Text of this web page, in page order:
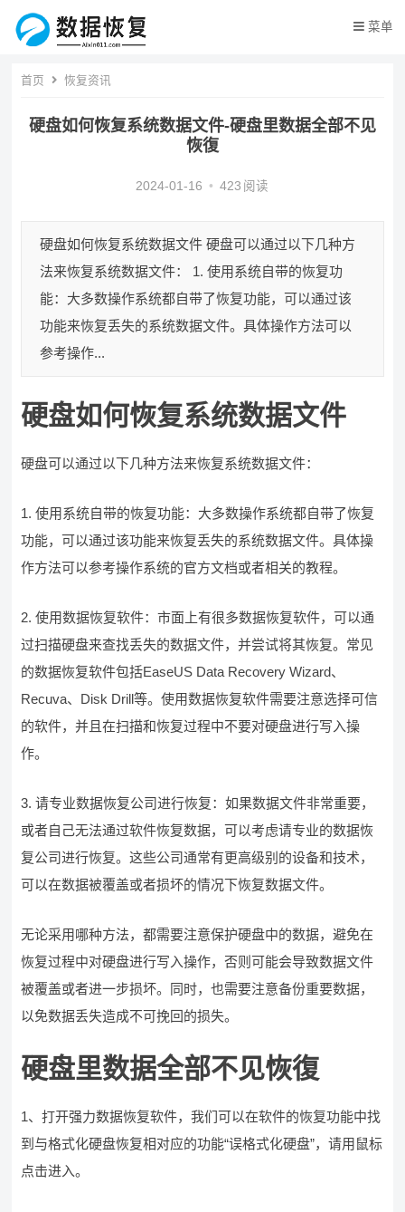
菜单
首页 恢复资讯
硬盘如何恢复系统数据文件-硬盘里数据全部不见
恢復
2024-01-16 • 423 阅读
硬盘如何恢复系统数据文件 硬盘可以通过以下几种方
法来恢复系统数据文件： 1. 使用系统自带的恢复功
能：大多数操作系统都自带了恢复功能，可以通过该
功能来恢复丢失的系统数据文件。具体操作方法可以
参考操作...
硬盘如何恢复系统数据文件
硬盘可以通过以下几种方法来恢复系统数据文件：
1. 使用系统自带的恢复功能：大多数操作系统都自带了恢复
功能，可以通过该功能来恢复丢失的系统数据文件。具体操
作方法可以参考操作系统的官方文档或者相关的教程。
2. 使用数据恢复软件：市面上有很多数据恢复软件，可以通
过扫描硬盘来查找丢失的数据文件，并尝试将其恢复。常见
的数据恢复软件包括EaseUS Data Recovery Wizard、
Recuva、Disk Drill等。使用数据恢复软件需要注意选择可信
的软件，并且在扫描和恢复过程中不要对硬盘进行写入操
作。
3. 请专业数据恢复公司进行恢复：如果数据文件非常重要，
或者自己无法通过软件恢复数据，可以考虑请专业的数据恢
复公司进行恢复。这些公司通常有更高级别的设备和技术，
可以在数据被覆盖或者损坏的情况下恢复数据文件。
无论采用哪种方法，都需要注意保护硬盘中的数据，避免在
恢复过程中对硬盘进行写入操作，否则可能会导致数据文件
被覆盖或者进一步损坏。同时，也需要注意备份重要数据，
以免数据丢失造成不可挽回的损失。
硬盘里数据全部不见恢復
1、打开强力数据恢复软件，我们可以在软件的恢复功能中找
到与格式化硬盘恢复相对应的功能“误格式化硬盘”，请用鼠标
点击进入。